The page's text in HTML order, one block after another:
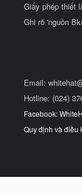
Giấy phép thiết
Ghi rõ 'nguồn
Email:
Hotline: (024)
Facebook:
Quy định và điều